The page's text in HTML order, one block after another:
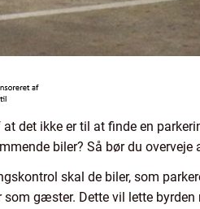
det ikke er til at finde en
biler? Så bør du
skal de biler, som
som gæster. Dette vil lette